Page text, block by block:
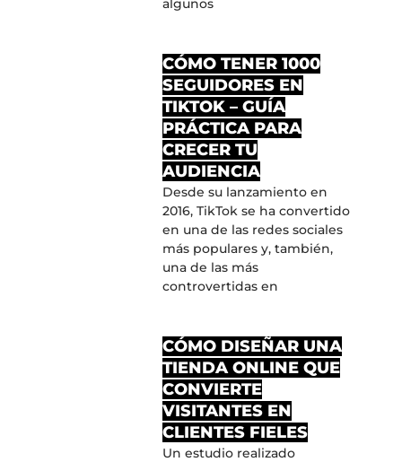
algunos
CÓMO TENER 1000
SEGUIDORES EN
TIKTOK – GUÍA
PRÁCTICA PARA
CRECER TU
AUDIENCIA
Desde su lanzamiento en
2016, TikTok se ha convertido
en una de las redes sociales
más populares y, también,
una de las más
controvertidas en
CÓMO DISEÑAR UNA
TIENDA ONLINE QUE
CONVIERTE
VISITANTES EN
CLIENTES FIELES
Un estudio realizado